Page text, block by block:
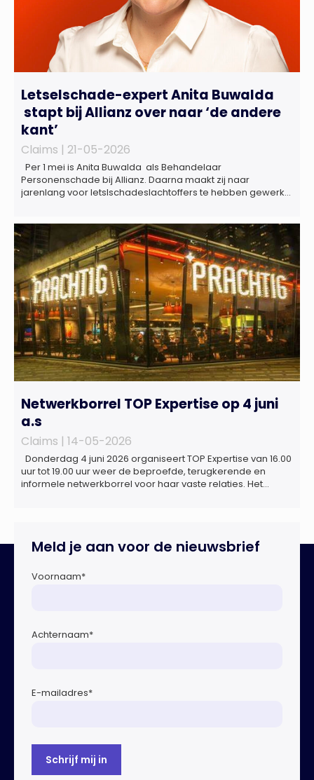
Letselschade-expert Anita Buwalda
stapt bij Allianz over naar ‘de andere
kant’
Claims | 21-05-2026
Per 1 mei is Anita Buwalda als Behandelaar
Personenschade bij Allianz. Daarna maakt zij naar
jarenlang voor letslschadeslachtoffers te hebben gewerkt
naam van Buwalda Letselschade, waarin zij onder meer
werkzaam was voor ZLM, Ard Korevaar Personenschade,
Overtoom […]
Netwerkborrel TOP Expertise op 4 juni
a.s
Claims | 14-05-2026
Donderdag 4 juni 2026 organiseert TOP Expertise van 16.00
uur tot 19.00 uur weer de beproefde, terugkerende en
informele netwerkborrel voor haar vaste relaties. Het
Meld je aan voor de nieuwsbrief
Voornaam*
Achternaam*
E-mailadres*